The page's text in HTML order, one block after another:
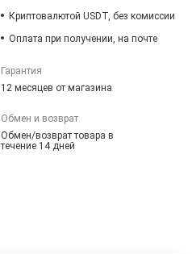
Криптовалютой USDT, без комиссии
Оплата при получении, на почте
Гарантия
12 месяцев от магазина
Обмен и возврат
Обмен/возврат товара в
течение 14 дней